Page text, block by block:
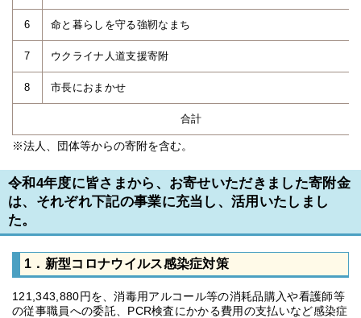
6 命と暮らしを守る強靭なまち
7 ウクライナ人道支援寄附
8 市長におまかせ
合計
※法人、団体等からの寄附を含む。
令和4年度に皆さまから、お寄せいただきました寄附金
は、それぞれ下記の事業に充当し、活用いたしまし
た。
1．新型コロナウイルス感染症対策
121,343,880円を、消毒用アルコール等の消耗品購入や看護師等
の従事職員への委託、PCR検査にかかる費用の支払いなど感染症